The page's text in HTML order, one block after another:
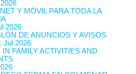
Y MÓVIL PARA TODA LA
2026
DE ANUNCIOS Y AVISOS
Jul 2026
FAMILY ACTIVITIES AND